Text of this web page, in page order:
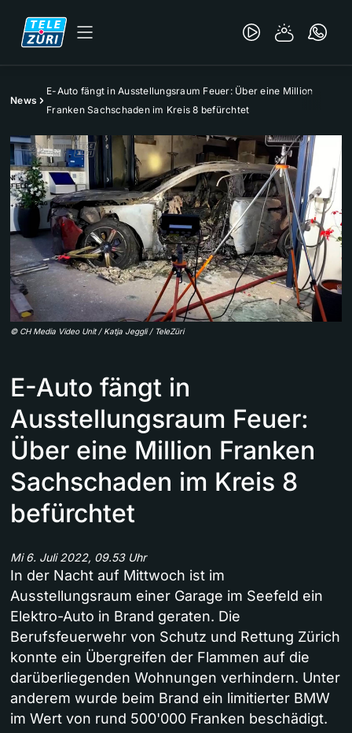
News
E-Auto fängt in Ausstellungsraum Feuer: Über eine Million
Franken Sachschaden im Kreis 8 befürchtet
© CH Media Video Unit / Katja Jeggli / TeleZüri
E-Auto fängt in
Ausstellungsraum Feuer:
Über eine Million Franken
Sachschaden im Kreis 8
befürchtet
Mi 6. Juli 2022, 09.53 Uhr
In der Nacht auf Mittwoch ist im
Ausstellungsraum einer Garage im Seefeld ein
Elektro-Auto in Brand geraten. Die
Berufsfeuerwehr von Schutz und Rettung Zürich
konnte ein Übergreifen der Flammen auf die
darüberliegenden Wohnungen verhindern. Unter
anderem wurde beim Brand ein limitierter BMW
im Wert von rund 500'000 Franken beschädigt.